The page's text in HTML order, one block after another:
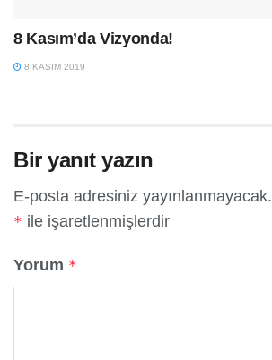
8 Kasım’da Vizyonda!
8 KASIM 2019
Bir yanıt yazın
E-posta adresiniz yayınlanmayacak.
* ile işaretlenmişlerdir
Yorum *